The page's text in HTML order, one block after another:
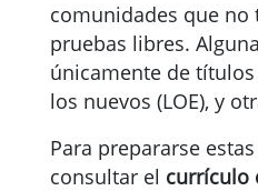
comunidades que no
pruebas libres.
únicamente de títulos
los nuevos (LOE), y
Para prepararse
consultar el currículo